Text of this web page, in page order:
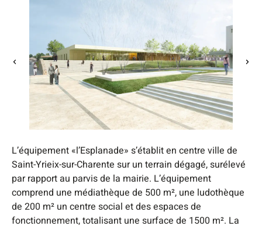
L’équipement «l’Esplanade» s’établit en centre ville de
Saint-Yrieix-sur-Charente sur un terrain dégagé, surélevé
par rapport au parvis de la mairie. L’équipement
comprend une médiathèque de 500 m², une ludothèque
de 200 m² un centre social et des espaces de
fonctionnement, totalisant une surface de 1500 m². La